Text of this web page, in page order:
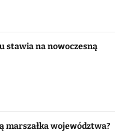
stawia na nowoczesną
marszałka województwa?